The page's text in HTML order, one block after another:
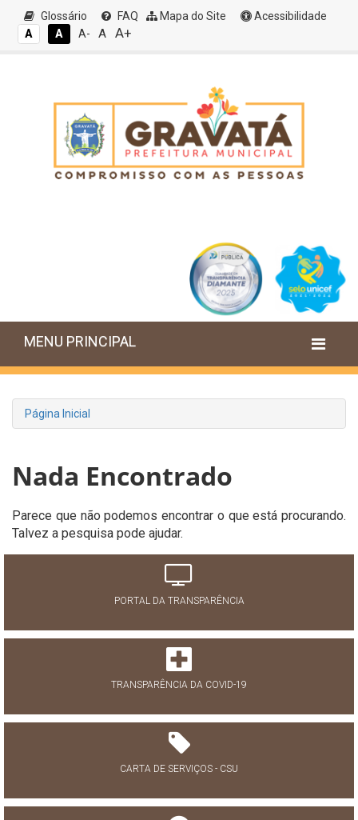
Glossário FAQ Mapa do Site
Acessibilidade
A
A A- A A+
MENU PRINCIPAL
Página Inicial
Nada Encontrado
Parece que não podemos encontrar o que está procurando.
Talvez a pesquisa pode ajudar.
PORTAL DA TRANSPARÊNCIA
TRANSPARÊNCIA DA COVID-19
CARTA DE SERVIÇOS - CSU